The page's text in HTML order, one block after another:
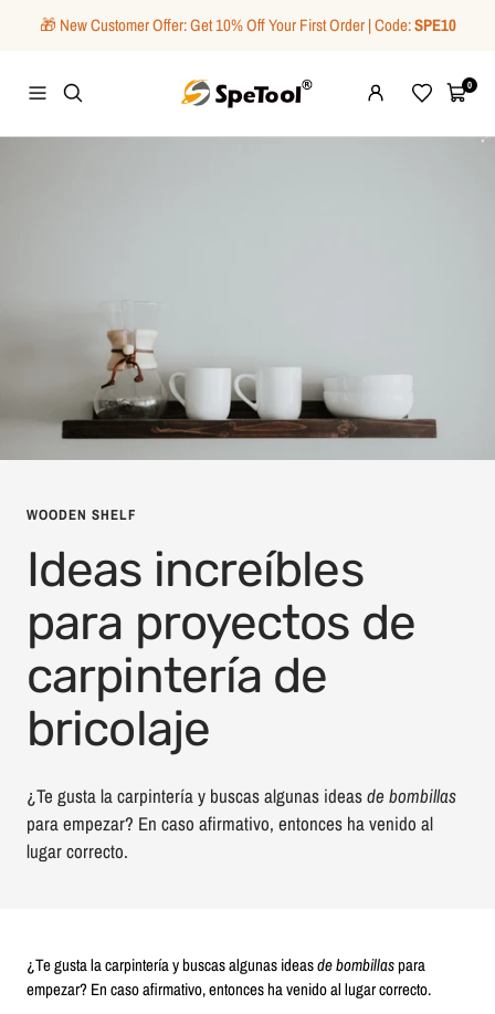
🎁 New Customer Offer: Get 10% Off Your First Order | Code:SPE10
Navigación
SpeTool
WishlistCarrito
0
WOODEN SHELF
Ideas increíbles
para proyectos de
carpintería de
bricolaje
¿Te gusta la carpintería y buscas algunas ideasde bombillas
para empezar? En caso afirmativo, entonces ha venido al
lugar correcto.
¿Te gusta la carpintería y buscas algunas ideasde bombillaspara
empezar? En caso afirmativo, entonces ha venido al lugar correcto.